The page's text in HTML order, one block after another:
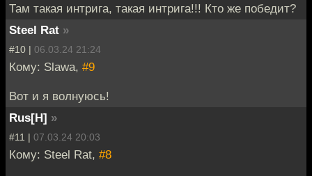
Там такая интрига, такая интрига!!! Кто же победит?
Steel Rat »
#10 | 06.03.24 21:24
Кому: Slawa, #9
Вот и я волнуюсь!
Rus[H] »
#11 | 07.03.24 20:03
Кому: Steel Rat, #8